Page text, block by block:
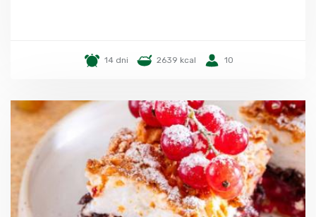
14 dni 2639 kcal 10